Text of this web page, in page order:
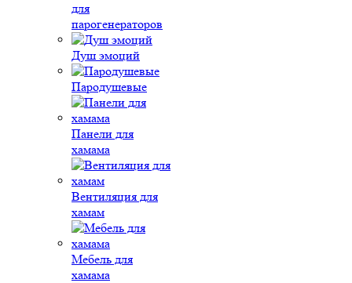
для
парогенераторов
Душ эмоций
Пародушевые
Панели для
хамама
Вентиляция для
хамам
Мебель для
хамама